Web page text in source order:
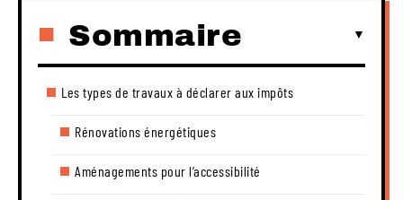
Sommaire
Les types de travaux à déclarer aux impôts
Rénovations énergétiques
Aménagements pour l’accessibilité